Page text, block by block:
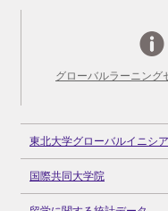
グローバルラーニング
東北大学グローバルイニシ
国際共同大学院